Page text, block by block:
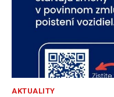
AKTUALITY